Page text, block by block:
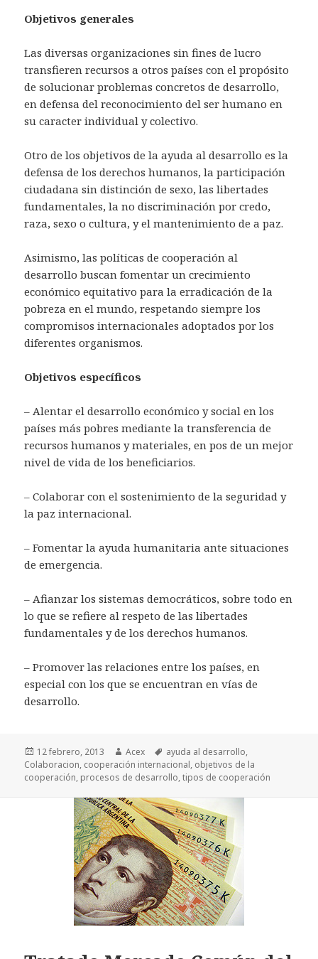
Objetivos generales
Las diversas organizaciones sin fines de lucro
transfieren recursos a otros países con el propósito
de solucionar problemas concretos de desarrollo,
en defensa del reconocimiento del ser humano en
su caracter individual y colectivo.
Otro de los objetivos de la ayuda al desarrollo es la
defensa de los derechos humanos, la participación
ciudadana sin distinción de sexo, las libertades
fundamentales, la no discriminación por credo,
raza, sexo o cultura, y el mantenimiento de a paz.
Asimismo, las políticas de cooperación al
desarrollo buscan fomentar un crecimiento
económico equitativo para la erradicación de la
pobreza en el mundo, respetando siempre los
compromisos internacionales adoptados por los
diferentes organismos.
Objetivos específicos
– Alentar el desarrollo económico y social en los
países más pobres mediante la transferencia de
recursos humanos y materiales, en pos de un mejor
nivel de vida de los beneficiarios.
– Colaborar con el sostenimiento de la seguridad y
la paz internacional.
– Fomentar la ayuda humanitaria ante situaciones
de emergencia.
– Afianzar los sistemas democráticos, sobre todo en
lo que se refiere al respeto de las libertades
fundamentales y de los derechos humanos.
– Promover las relaciones entre los países, en
especial con los que se encuentran en vías de
desarrollo.
Publicado
el
12 febrero, 2013 Autor
Acex Etiquetas
ayuda al desarrollo,
Colaboracion, cooperación internacional, objetivos de la
cooperación, procesos de desarrollo,tipos de cooperación